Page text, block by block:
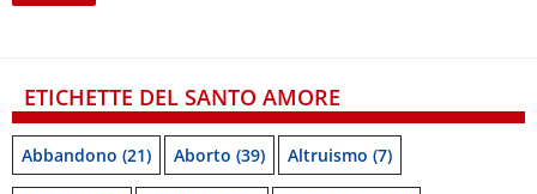
ETICHETTE DEL SANTO AMORE
Abbandono (21) Aborto (39) Altruismo (7)